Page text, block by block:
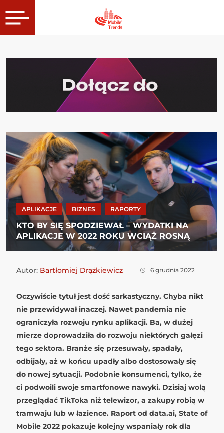
APLIKACJE BIZNES RAPORTY
KTO BY SIĘ SPODZIEWAŁ – WYDATKI NA
APLIKACJE W 2022 ROKU WCIĄŻ ROSNĄ
Autor: Bartłomiej Drążkiewicz 6 grudnia 2022
Oczywiście tytuł jest dość sarkastyczny. Chyba nikt
nie przewidywał inaczej. Nawet pandemia nie
ograniczyła rozwoju rynku aplikacji. Ba, w dużej
mierze doprowadziła do rozwoju niektórych gałęzi
tego sektora. Branże się przesuwały, spadały,
odbijały, aż w końcu upadły albo dostosowały się
do nowej sytuacji. Podobnie konsumenci, tylko, że
ci podwoili swoje smartfonowe nawyki. Dzisiaj wolą
przeglądać TikToka niż telewizor, a zakupy robią w
tramwaju lub w łazience. Raport od data.ai, State of
Mobile 2022 pokazuje kolejny wspaniały rok dla